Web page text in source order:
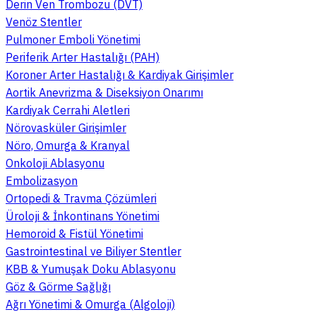
Derin Ven Trombozu (DVT)
Venöz Stentler
Pulmoner Emboli Yönetimi
Periferik Arter Hastalığı (PAH)
Koroner Arter Hastalığı & Kardiyak Girişimler
Aortik Anevrizma & Diseksiyon Onarımı
Kardiyak Cerrahi Aletleri
Nörovasküler Girişimler
Nöro, Omurga & Kranyal
Onkoloji Ablasyonu
Embolizasyon
Ortopedi & Travma Çözümleri
Üroloji & İnkontinans Yönetimi
Hemoroid & Fistül Yönetimi
Gastrointestinal ve Biliyer Stentler
KBB & Yumuşak Doku Ablasyonu
Göz & Görme Sağlığı
Ağrı Yönetimi & Omurga (Algoloji)